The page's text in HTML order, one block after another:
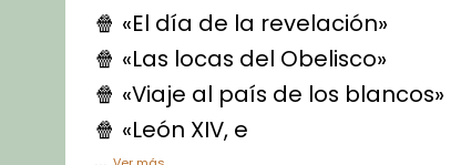
🍿 «El día de la revelación»
🍿 «Las locas del Obelisco»
🍿 «Viaje al país de los blancos»
🍿 «León XIV, e